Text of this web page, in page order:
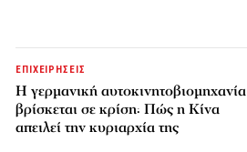
ΕΠΙΧΕΙΡΗΣΕΙΣ
Η γερμανική αυτοκινητοβιομηχανία
βρίσκεται σε κρίση: Πώς η Κίνα
απειλεί την κυριαρχία της